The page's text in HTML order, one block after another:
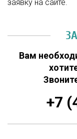
заявку на сайте.
Вам
+7